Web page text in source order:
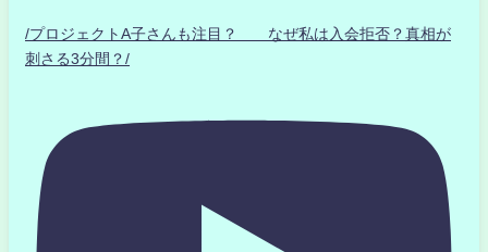
/プロジェクトA子さんも注目？ なぜ私は入会拒否？真相が
刺さる3分間？/